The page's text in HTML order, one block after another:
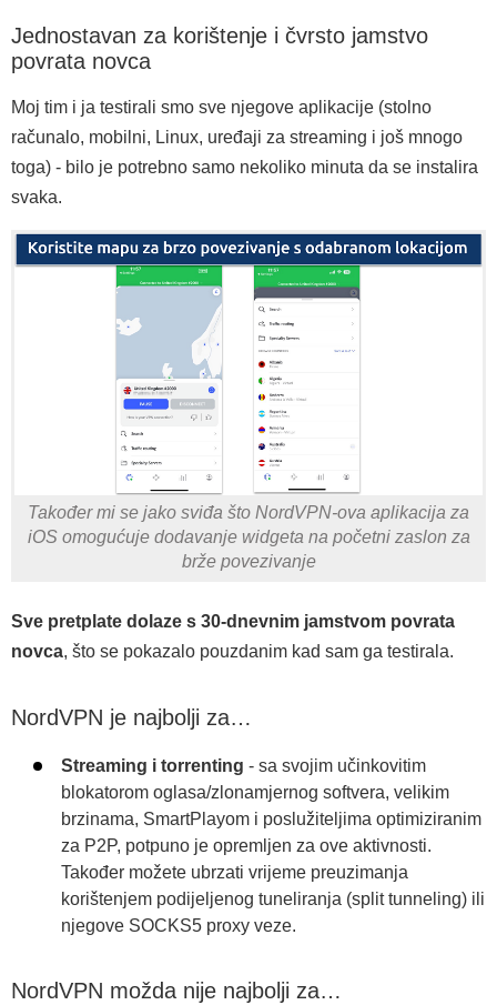
Jednostavan za korištenje i čvrsto jamstvo
povrata novca
Moj tim i ja testirali smo sve njegove aplikacije (stolno
računalo, mobilni, Linux, uređaji za streaming i još mnogo
toga) - bilo je potrebno samo nekoliko minuta da se instalira
svaka.
Također mi se jako sviđa što NordVPN-ova aplikacija za
iOS omogućuje dodavanje widgeta na početni zaslon za
brže povezivanje
Sve pretplate dolaze s 30-dnevnim jamstvom povrata
novca, što se pokazalo pouzdanim kad sam ga testirala.
NordVPN je najbolji za…
Streaming i torrenting - sa svojim učinkovitim
blokatorom oglasa/zlonamjernog softvera, velikim
brzinama, SmartPlayom i poslužiteljima optimiziranim
za P2P, potpuno je opremljen za ove aktivnosti.
Također možete ubrzati vrijeme preuzimanja
korištenjem podijeljenog tuneliranja (split tunneling) ili
njegove SOCKS5 proxy veze.
NordVPN možda nije najbolji za…